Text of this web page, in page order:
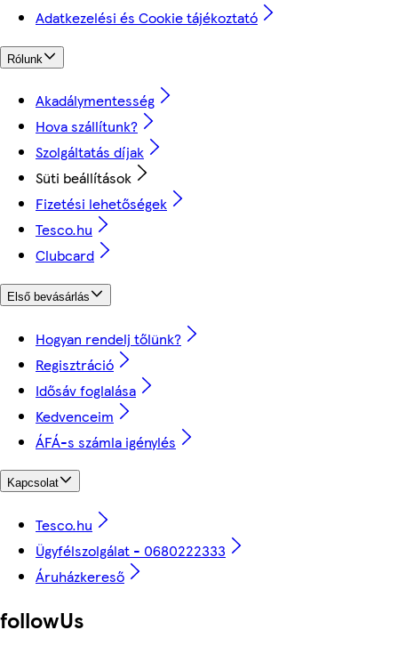
Adatkezelési és Cookie tájékoztató
Rólunk
Akadálymentesség
Hova szállítunk?
Szolgáltatás díjak
Süti beállítások
Fizetési lehetőségek
Tesco.hu
Clubcard
Első bevásárlás
Hogyan rendelj tőlünk?
Regisztráció
Idősáv foglalása
Kedvenceim
ÁFÁ-s számla igénylés
Kapcsolat
Tesco.hu
Ügyfélszolgálat - 0680222333
Áruházkereső
followUs